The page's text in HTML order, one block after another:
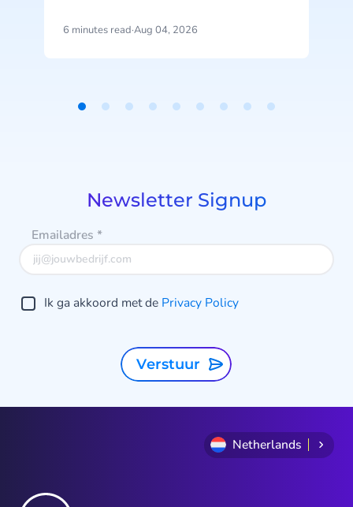
gespreksgeschiedenis. Ontdek hoe
6 minutes read·Aug 04, 2026
Newsletter Signup
Emailadres *
Ik ga akkoord met de Privacy Policy
Verstuur
Netherlands